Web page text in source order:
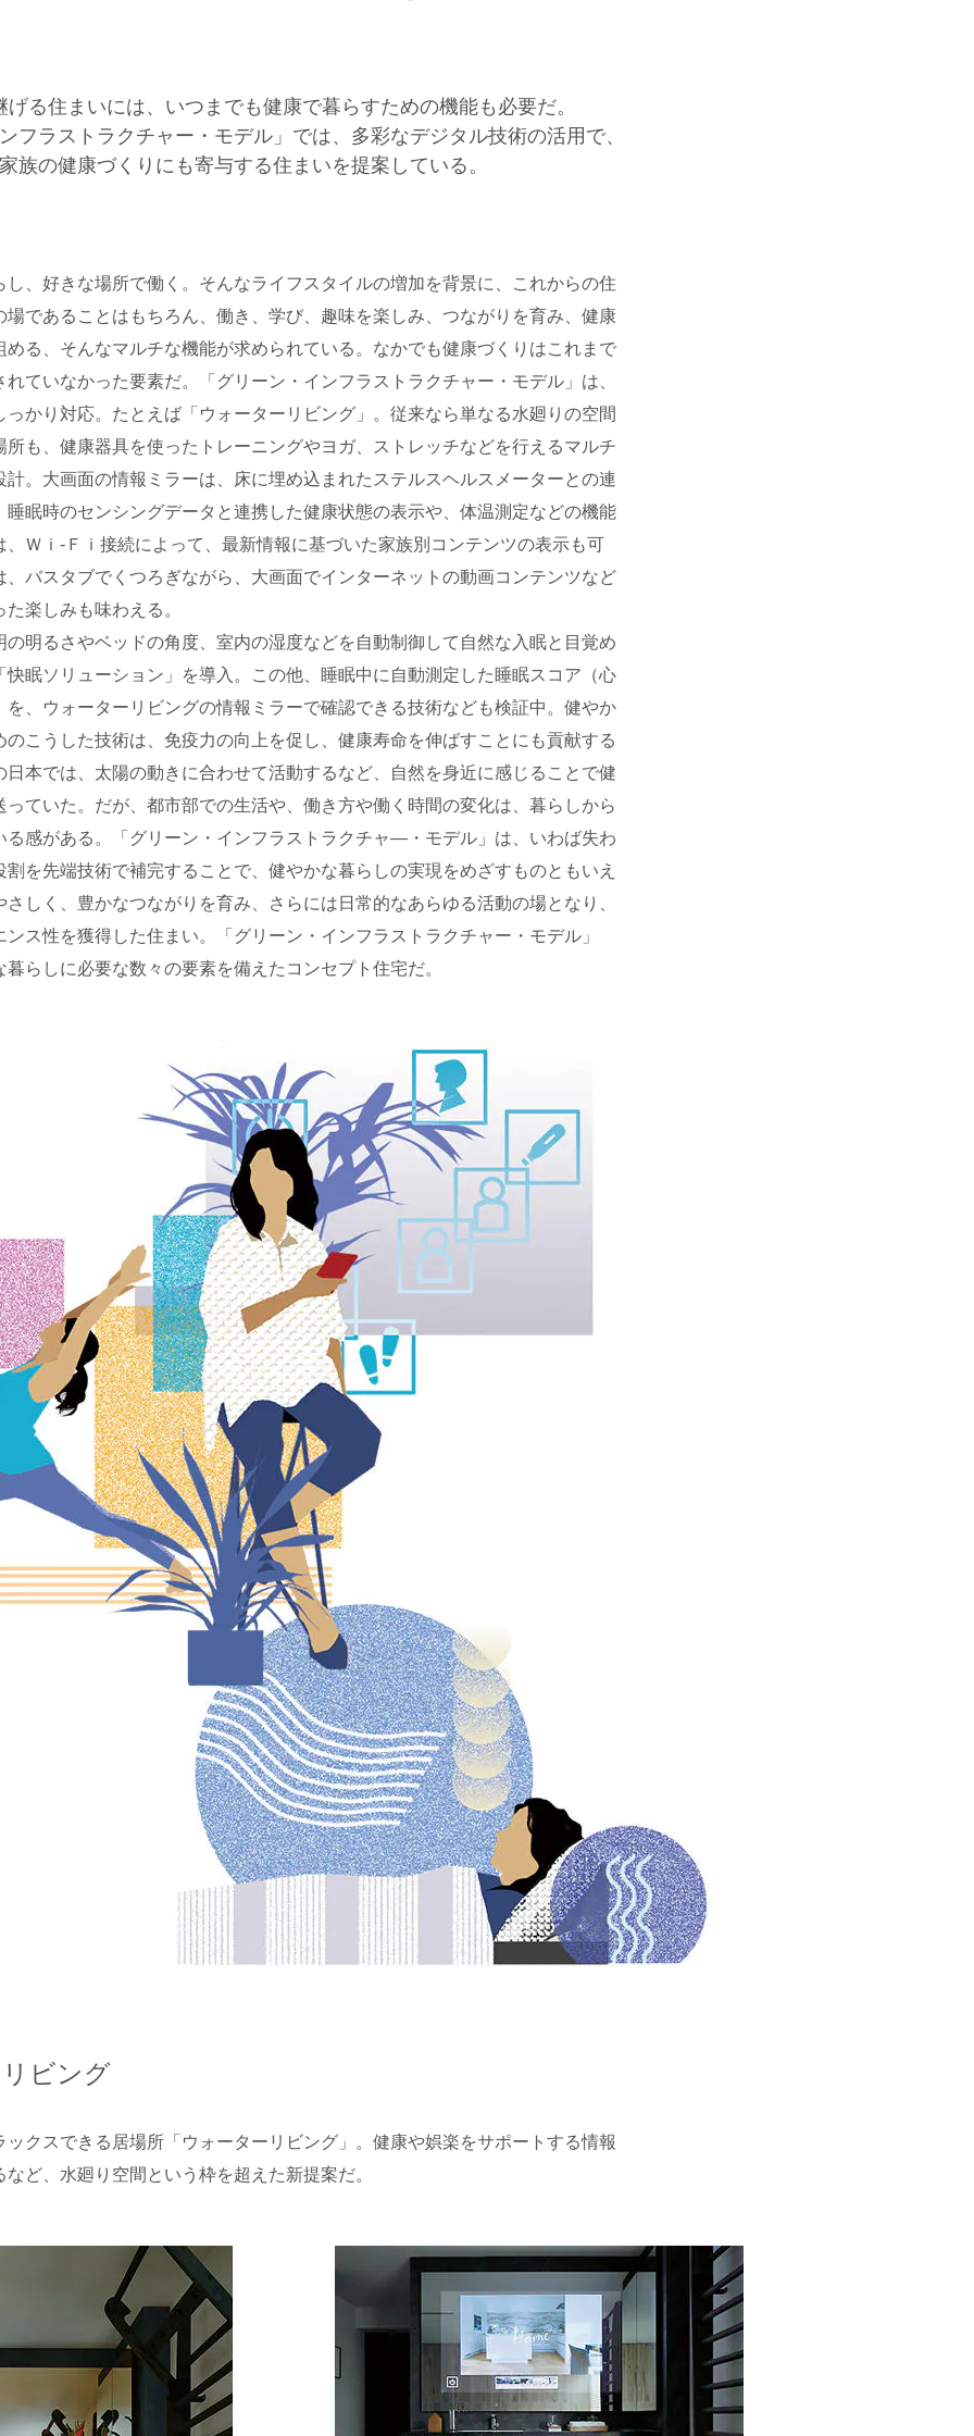
げる住まいには、いつまでも健康で暮らすための機能も必要だ。
フラストラクチャー・モデル」では、多彩なデジタル技術の活用で、
家族の健康づくりにも寄与する住まいを提案している。
し、好きな場所で働く。そんなライフスタイルの増加を背景に、これからの住
場であることはもちろん、働き、学び、趣味を楽しみ、つながりを育み、健康
める、そんなマルチな機能が求められている。なかでも健康づくりはこれまで
ていなかった要素だ。「グリーン・インフラストラクチャー・モデル」は、
っかり対応。たとえば「ウォーターリビング」。従来なら単なる水廻りの空間
所も、健康器具を使ったトレーニングやヨガ、ストレッチなどを行えるマルチ
計。大画面の情報ミラーは、床に埋め込まれたステルスヘルスメーターとの連
睡眠時のセンシングデータと連携した健康状態の表示や、体温測定などの機能
、Ｗｉ‐Ｆｉ接続によって、最新情報に基づいた家族別コンテンツの表示も可
、バスタブでくつろぎながら、大画面でインターネットの動画コンテンツなど
楽しみも味わえる。
の明るさやベッドの角度、室内の湿度などを自動制御して自然な入眠と目覚め
快眠ソリューション」を導入。この他、睡眠中に自動測定した睡眠スコア（心
を、ウォーターリビングの情報ミラーで確認できる技術なども検証中。健やか
のこうした技術は、免疫力の向上を促し、健康寿命を伸ばすことにも貢献する
日本では、太陽の動きに合わせて活動するなど、自然を身近に感じることで健
っていた。だが、都市部での生活や、働き方や働く時間の変化は、暮らしから
る感がある。「グリーン・インフラストラクチャ―・モデル」は、いわば失わ
割を先端技術で補完することで、健やかな暮らしの実現をめざすものともいえ
しく、豊かなつながりを育み、さらには日常的なあらゆる活動の場となり、
ス性を獲得した住まい。「グリーン・インフラストラクチャー・モデル」
らしに必要な数々の要素を備えたコンセプト住宅だ。
ビング
ックスできる居場所「ウォーターリビング」。健康や娯楽をサポートする情報
ど、水廻り空間という枠を超えた新提案だ。